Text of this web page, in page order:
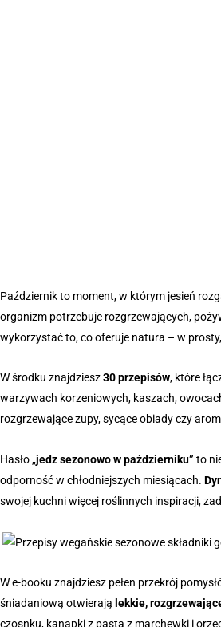
Październik to moment, w którym jesień
organizm potrzebuje rozgrzewających,
wykorzystać to, co oferuje natura – w
W środku znajdziesz30 przepisów, które
warzywach korzeniowych, kaszach,
rozgrzewające zupy, sycące obiady czy
Hasło „jedz sezonowo w październiku” to
odporność w chłodniejszych miesiącach.
swojej kuchni więcej roślinnych inspiracji,
W e-booku znajdziesz pełen przekrój
śniadaniową otwierają lekkie,
czosnku, kanapki z pastą z marchewki i